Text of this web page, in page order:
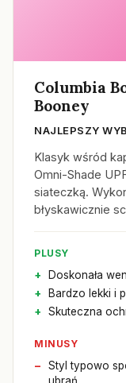
Columbia
Booney
NAJLEPSZY
Klasyk wśród
Omni-Shade
siateczką.
błyskawicznie
PLUSY
Doskonała
Bardzo lekki i
Skuteczna
MINUSY
Styl typowo